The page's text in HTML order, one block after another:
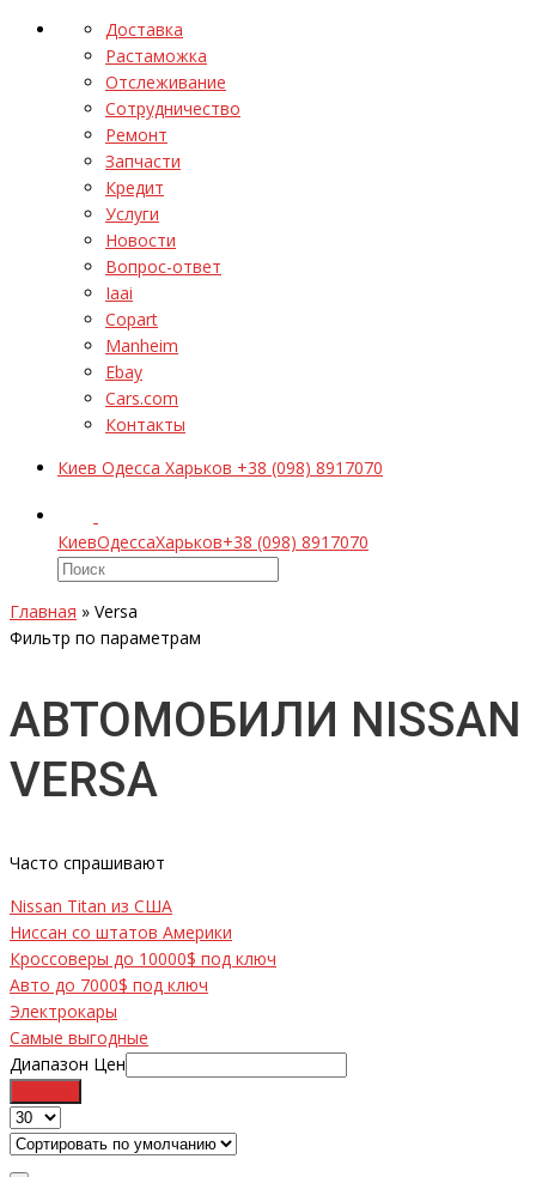
Доставка
Растаможка
Отслеживание
Сотрудничество
Ремонт
Запчасти
Кредит
Услуги
Новости
Вопрос-ответ
Iaai
Copart
Manheim
Ebay
Cars.com
Контакты
Киев Одесса Харьков +38 (098) 8917070
КиевОдессаХарьков+38 (098) 8917070
Главная » Versa
Фильтр по параметрам
АВТОМОБИЛИ NISSAN
VERSA
Часто спрашивают
Nissan Titan из США
Ниссан со штатов Америки
Кроссоверы до 10000$ под ключ
Авто до 7000$ под ключ
Электрокары
Самые выгодные
Диапазон Цен